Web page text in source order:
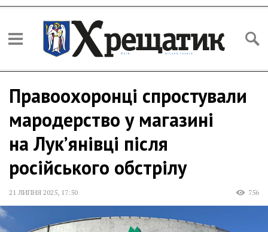
Правоохоронці спростували
мародерство у магазині
на Лук’янівці після
російського обстрілу
21 ЛИПНЯ 2025, 17:50 756